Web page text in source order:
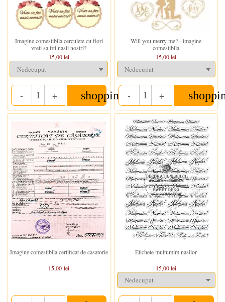
In stoc
Imagine comestibila cerculete cu flori
vreti sa fiti nasii nostri?
15,00 lei
- Quantity
+ shopping_cart
In stoc
Will you merry me? - imagine
comestibila
15,00 lei
- Quantity
+
In stoc
Imagine comestibila certificat de casatorie
15,00 lei
In stoc
Etichete multumim nasilor
15,00 lei